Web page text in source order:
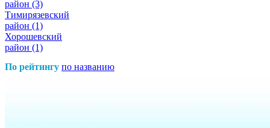
район (3)
Тимирязевский
район (1)
Хорошевский
район (1)
По рейтингу по названию